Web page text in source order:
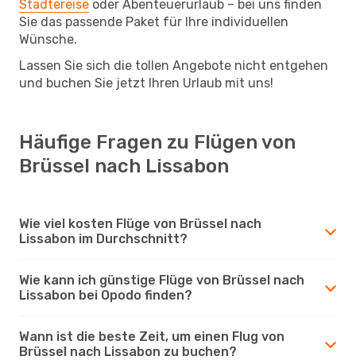
Städtereise oder Abenteuerurlaub – bei uns finden
Sie das passende Paket für Ihre individuellen
Wünsche.
Lassen Sie sich die tollen Angebote nicht entgehen
und buchen Sie jetzt Ihren Urlaub mit uns!
Häufige Fragen zu Flügen von
Brüssel nach Lissabon
Wie viel kosten Flüge von Brüssel nach
Lissabon im Durchschnitt?
Wie kann ich günstige Flüge von Brüssel nach
Lissabon bei Opodo finden?
Wann ist die beste Zeit, um einen Flug von
Brüssel nach Lissabon zu buchen?